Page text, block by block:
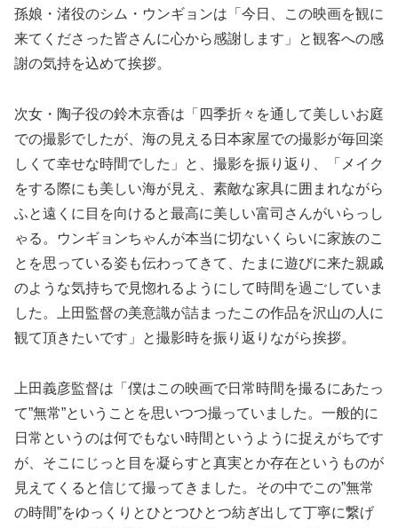
孫娘・渚役のシム・ウンギョンは「今日、この映画を観に
来てくださった皆さんに心から感謝します」と観客への感
謝の気持を込めて挨拶。
次女・陶子役の鈴木京香は「四季折々を通して美しいお庭
での撮影でしたが、海の見える日本家屋での撮影が毎回楽
しくて幸せな時間でした」と、撮影を振り返り、「メイク
をする際にも美しい海が見え、素敵な家具に囲まれながら
ふと遠くに目を向けると最高に美しい富司さんがいらっし
ゃる。ウンギョンちゃんが本当に切ないくらいに家族のこ
とを思っている姿も伝わってきて、たまに遊びに来た親戚
のような気持ちで見惚れるようにして時間を過ごしていま
した。上田監督の美意識が詰まったこの作品を沢山の人に
観て頂きたいです」と撮影時を振り返りながら挨拶。
上田義彦監督は「僕はこの映画で日常時間を撮るにあたっ
て”無常”ということを思いつつ撮っていました。一般的に
日常というのは何でもない時間というように捉えがちです
が、そこにじっと目を凝らすと真実とか存在というものが
見えてくると信じて撮ってきました。その中でこの”無常
の時間”をゆっくりとひとつひとつ紡ぎ出して丁寧に繋げ